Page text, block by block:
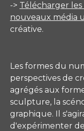
-> Télécharger
nouveaux média
créative.
Les formes du
perspectives de
agrégés aux
sculpture, la
graphique. Il
d'expérimenter